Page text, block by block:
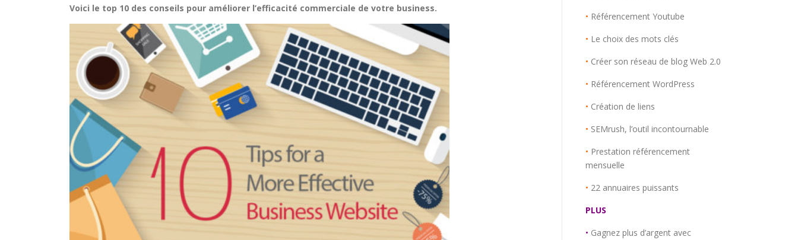
Voici le top 10 des conseils pour améliorer l’efficacité commerciale de votre business.
• Référencement Youtube
• Le choix des mots clés
• Créer son réseau de blog Web 2.0
• Référencement WordPress
• Création de liens
• SEMrush, l’outil incontournable
• Prestation référencement
mensuelle
• 22 annuaires puissants
PLUS
• Gagnez plus d’argent avec